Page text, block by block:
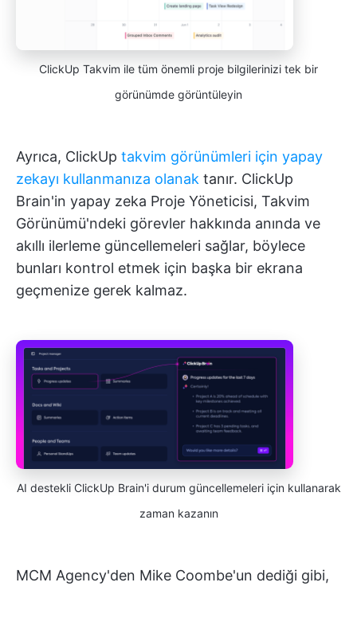
ClickUp Takvim ile tüm önemli proje bilgilerinizi tek bir
görünümde görüntüleyin
Ayrıca, ClickUp takvim görünümleri için yapay
zekayı kullanmanıza olanak tanır. ClickUp
Brain'in yapay zeka Proje Yöneticisi, Takvim
Görünümü'ndeki görevler hakkında anında ve
akıllı ilerleme güncellemeleri sağlar, böylece
bunları kontrol etmek için başka bir ekrana
geçmenize gerek kalmaz.
AI destekli ClickUp Brain'i durum güncellemeleri için kullanarak
zaman kazanın
MCM Agency'den Mike Coombe'un dediği gibi,